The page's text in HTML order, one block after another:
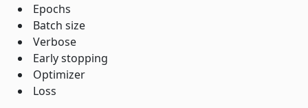
Epochs
Batch size
Verbose
Early stopping
Optimizer
Loss